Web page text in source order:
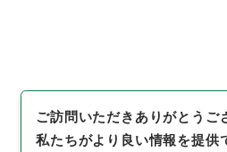
ご訪問いただきありがとうご
私たちがより良い情報を提供